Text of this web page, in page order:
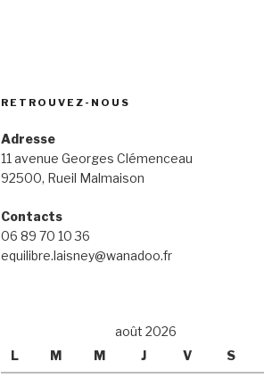
RETROUVEZ-NOUS
Adresse
11 avenue Georges Clémenceau
92500, Rueil Malmaison
Contacts
06 89 70 10 36
equilibre.laisney@wanadoo.fr
août 2026
L
M M J V S